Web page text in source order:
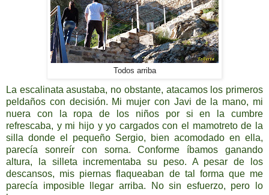
Todos arriba
La escalinata asustaba, no obstante, atacamos los primeros
peldaños con decisión. Mi mujer con Javi de la mano, mi
nuera con la ropa de los niños por si en la cumbre
refrescaba, y mi hijo y yo cargados con el mamotreto de la
silla donde el pequeño Sergio, bien acomodado en ella,
parecía sonreír con sorna. Conforme íbamos ganando
altura, la silleta incrementaba su peso. A pesar de los
descansos, mis piernas flaqueaban de tal forma que me
parecía imposible llegar arriba. No sin esfuerzo, pero lo